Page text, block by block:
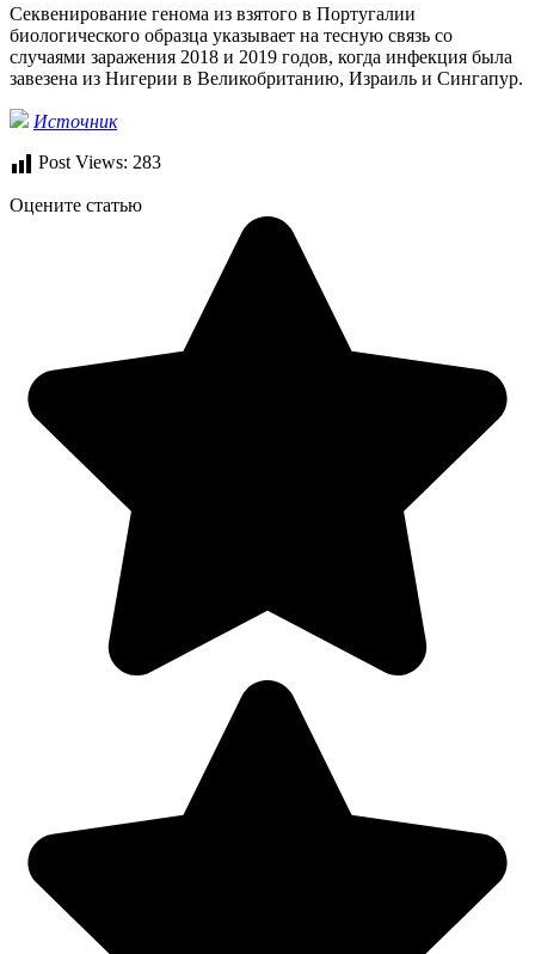
Секвенирование генома из взятого в Португалии
биологического образца указывает на тесную связь со
случаями заражения 2018 и 2019 годов, когда инфекция была
завезена из Нигерии в Великобританию, Израиль и Сингапур.
Источник
Post Views: 283
Оцените статью